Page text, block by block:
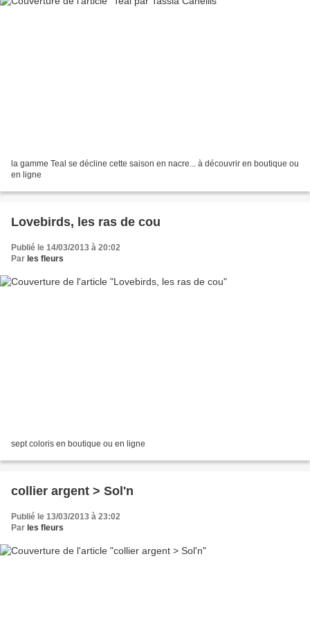
la gamme Teal se décline cette saison en nacre... à découvrir en boutique ou
en ligne
Lovebirds, les ras de cou
Publié le 14/03/2013 à 20:02
Par les fleurs
sept coloris en boutique ou en ligne
collier argent > Sol'n
Publié le 13/03/2013 à 23:02
Par les fleurs